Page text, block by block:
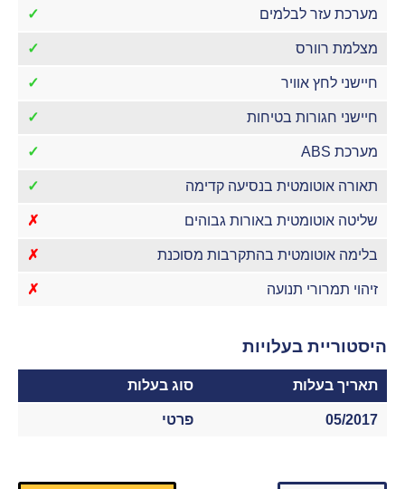
מערכת עזר לבלמים ✓
מצלמת רוורס ✓
חיישני לחץ אוויר ✓
חיישני חגורות בטיחות ✓
מערכת ABS ✓
תאורה אוטומטית בנסיעה קדימה ✓
שליטה אוטומטית באורות גבוהים ✗
בלימה אוטומטית בהתקרבות מסוכנת ✗
זיהוי תמרורי תנועה ✗
היסטוריית בעלויות
תאריך בעלות סוג בעלות
05/2017 פרטי